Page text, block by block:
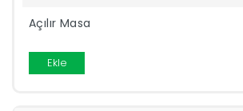
Outlet
Afilli
0549
Açılır Masa
Ekle